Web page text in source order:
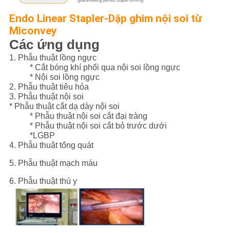
Endo Linear Stapler-Dập ghim nội soi từ
Miconvey
Các ứng dụng
1. Phẫu thuật lồng ngực
* Cắt bóng khí phổi qua nội soi lồng ngực
* Nội soi lồng ngực
2. Phẫu thuật tiêu hóa
3. Phẫu thuật nội soi
* Phẫu thuật cắt dạ dày nội soi
* Phẫu thuật nội soi cắt đại tràng
* Phẫu thuật nội soi cắt bỏ trước dưới
*LGBP
4. Phẫu thuật tổng quát
5. Phẫu thuật mạch máu
6. Phẫu thuật thú y